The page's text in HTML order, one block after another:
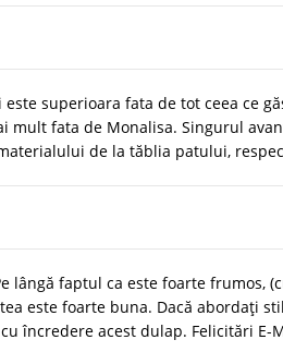
superioara fata de tot ceea ce
mult fata de Monalisa. Singurul
de la tăblia patului,
lângă faptul ca este foarte frumos,
este foarte buna. Dacă abordați
încredere acest dulap. Felicitări